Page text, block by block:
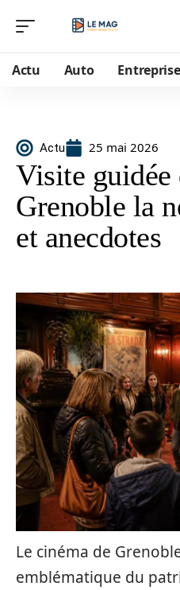
Actu Auto Entreprise
Actu 25 mai 2026
Visite guidée
Grenoble la
et anecdotes
Le cinéma de
emblématique du